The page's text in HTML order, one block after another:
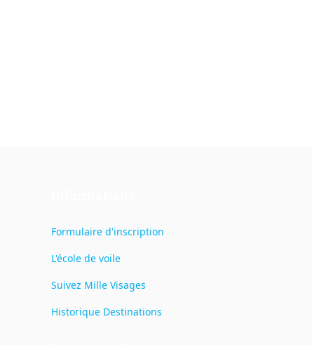
Formulaire d'inscription
L'école de voile
Suivez Mille Visages
Historique Destinations